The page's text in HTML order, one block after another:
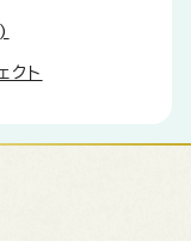
クト